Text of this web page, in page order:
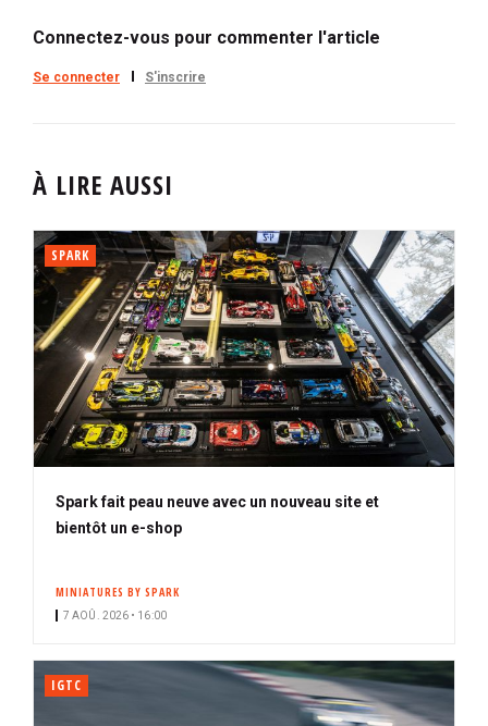
Connectez-vous pour commenter l'article
Se connecter S'inscrire
À LIRE AUSSI
SPARK
Spark fait peau neuve avec un nouveau site et
bientôt un e-shop
MINIATURES BY SPARK
7 AOÛ. 2026 • 16:00
IGTC